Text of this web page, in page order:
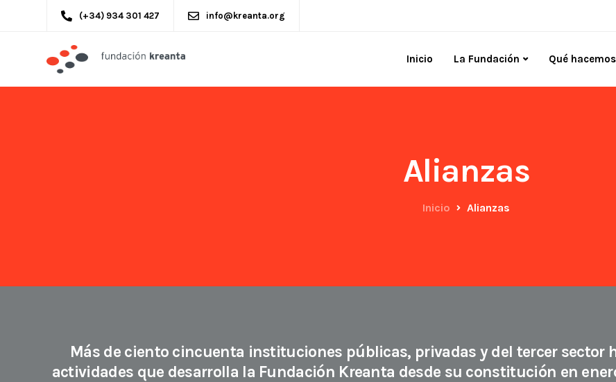
(+34) 934 301 427 info@kreanta.org
Inicio La Fundación Qué hacemos
Alianzas
Inicio Alianzas
Más de ciento cincuenta instituciones públicas, privadas y del tercer sector
actividades que desarrolla la Fundación Kreanta desde su constitución en